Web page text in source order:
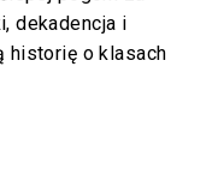
dekadencja i
historię o klasach